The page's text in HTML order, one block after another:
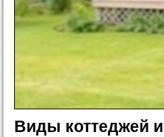
Виды коттеджей